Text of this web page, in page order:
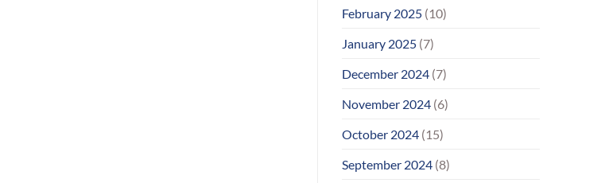
February 2025 (10)
January 2025 (7)
December 2024 (7)
November 2024 (6)
October 2024 (15)
September 2024 (8)